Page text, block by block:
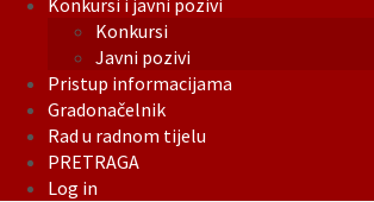
Konkursi i javni pozivi
Konkursi
Javni pozivi
Pristup informacijama
Gradonačelnik
Rad u radnom tijelu
PRETRAGA
Log in